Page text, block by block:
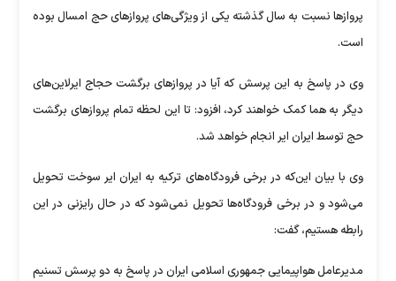
پروازها نسبت به سال گذشته یکی از ویژگی‌های پروازهای حج امسال بوده
است.
وی در پاسخ به این پرسش که آیا در پروازهای برگشت حجاج ایرلاین‌های
دیگر به هما کمک خواهند کرد، افزود: تا این لحظه تمام پروازهای برگشت
حج توسط ایران ایر انجام خواهد شد.
وی با بیان این‌که در برخی فرودگاه‌های ترکیه به ایران ایر سوخت تحویل
می‌شود و در برخی فرودگاه‌ها تحویل نمی‌شود که در حال رایزنی در این
رابطه هستیم، گفت:
مدیرعامل هواپیمایی جمهوری اسلامی ایران در پاسخ به دو پرسش تسنیم